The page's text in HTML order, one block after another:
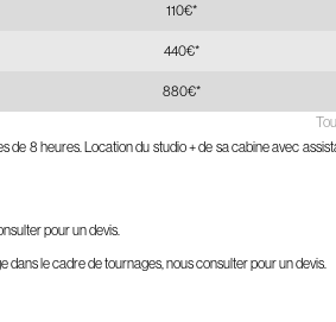
110€*
440€*
880€*
de 8 heures. Location du studio + de sa cabine avec
pour un devis.
dans le cadre de tournages, nous consulter pour un devis.